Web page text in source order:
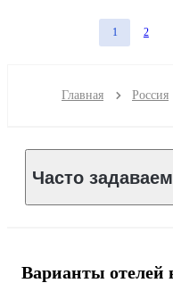
1 2
Главная Россия
Часто
Варианты отелей